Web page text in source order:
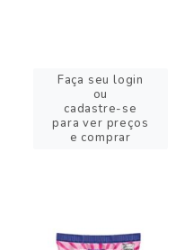
Faça seu login
ou
cadastre-se
para ver preços
e comprar